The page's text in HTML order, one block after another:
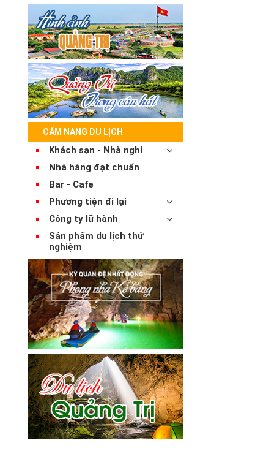
CẨM NANG DU LỊCH
Khách sạn - Nhà nghỉ
Nhà hàng đạt chuẩn
Bar - Cafe
Phương tiện đi lại
Công ty lữ hành
Sản phẩm du lịch thử
nghiệm